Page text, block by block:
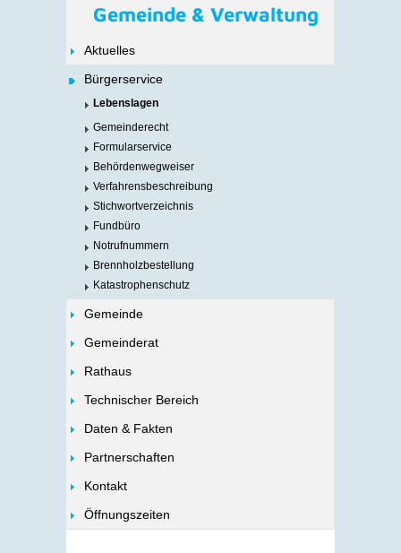
Gemeinde & Verwaltung
Aktuelles
Bürgerservice
Lebenslagen
Gemeinderecht
Formularservice
Behördenwegweiser
Verfahrensbeschreibung
Stichwortverzeichnis
Fundbüro
Notrufnummern
Brennholzbestellung
Katastrophenschutz
Gemeinde
Gemeinderat
Rathaus
Technischer Bereich
Daten & Fakten
Partnerschaften
Kontakt
Öffnungszeiten